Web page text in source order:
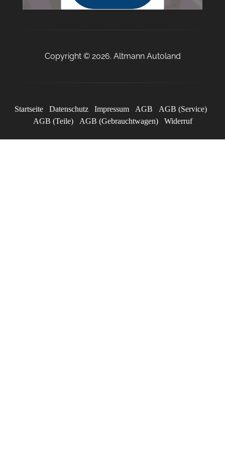
Copyright © 2026. Altmann Autoland
Startseite Datenschutz Impressum AGB
AGB (Service)
AGB (Teile)
AGB (Gebrauchtwagen) Widerruf